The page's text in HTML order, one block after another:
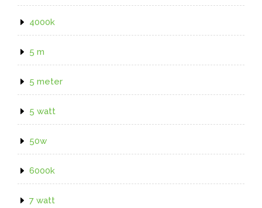
4000k
5 m
5 meter
5 watt
50w
6000k
7 watt